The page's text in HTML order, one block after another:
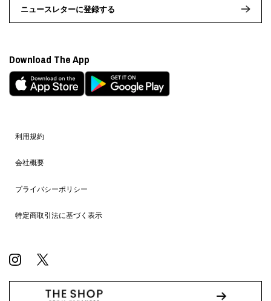
利用規約
会社概要
プライバシーポリシー
特定商取引法に基づく表示
ニュースレターに登録する
Download The App